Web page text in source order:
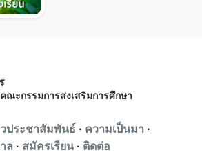
ณะกรรมการส่งเสริมการศึกษา
ประชาสัมพันธ์ · ความเป็นมา ·
ล · สมัครเรียน · ติดต่อ